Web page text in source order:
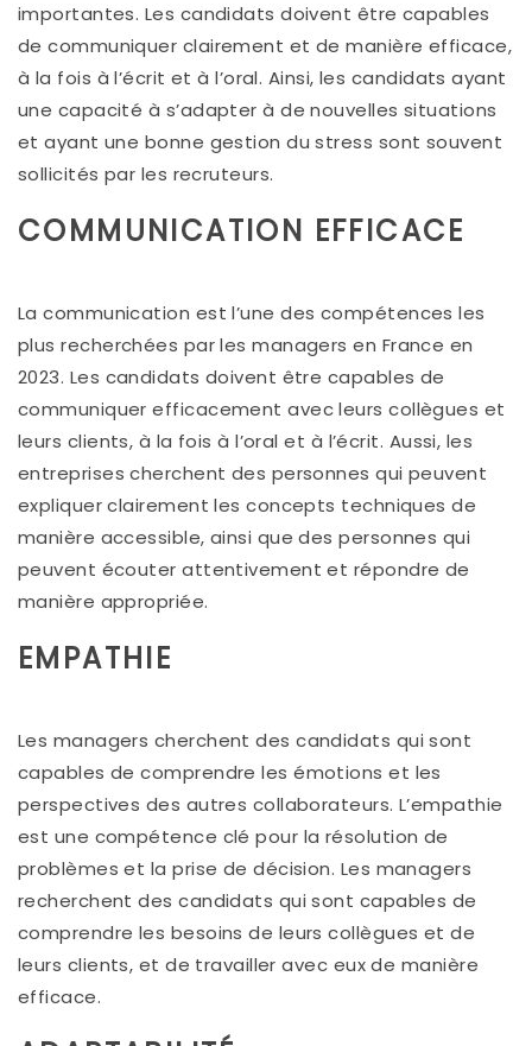
importantes. Les candidats doivent être capables
de communiquer clairement et de manière efficace,
à la fois à l’écrit et à l’oral. Ainsi, les candidats ayant
une capacité à s’adapter à de nouvelles situations
et ayant une bonne gestion du stress sont souvent
sollicités par les recruteurs.
COMMUNICATION EFFICACE
La communication est l’une des compétences les
plus recherchées par les managers en France en
2023. Les candidats doivent être capables de
communiquer efficacement avec leurs collègues et
leurs clients, à la fois à l’oral et à l’écrit. Aussi, les
entreprises cherchent des personnes qui peuvent
expliquer clairement les concepts techniques de
manière accessible, ainsi que des personnes qui
peuvent écouter attentivement et répondre de
manière appropriée.
EMPATHIE
Les managers cherchent des candidats qui sont
capables de comprendre les émotions et les
perspectives des autres collaborateurs. L’empathie
est une compétence clé pour la résolution de
problèmes et la prise de décision. Les managers
recherchent des candidats qui sont capables de
comprendre les besoins de leurs collègues et de
leurs clients, et de travailler avec eux de manière
efficace.